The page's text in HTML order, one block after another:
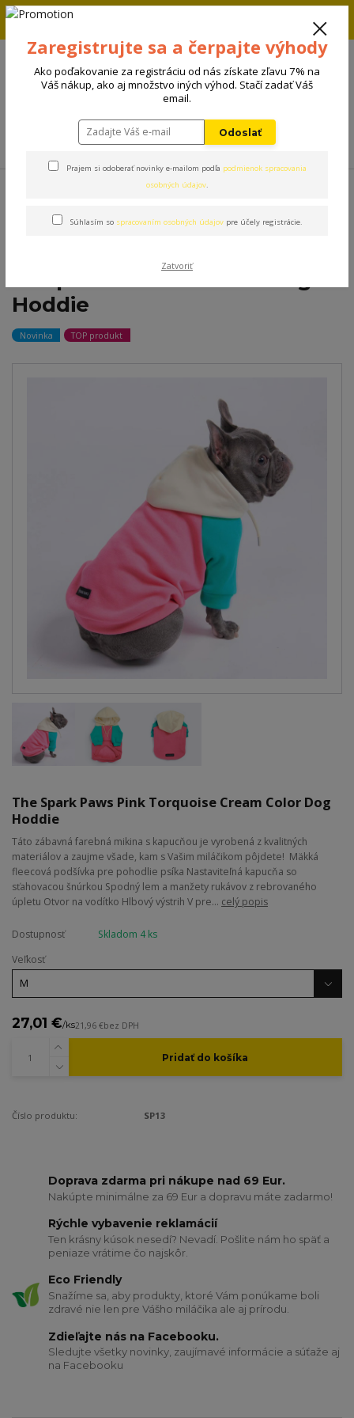
Zľava 5% na prvú objednávku. Zadaj kód FIRST5 a zľava sa
+421 908 198 133 (Po-Pia, 8-15 hod.)
The Spark Paws Pink Torquoise Cream Color Dog
Torquoise Cream Color Dog
Hoddie
Novinka TOP produkt
The Spark Paws Pink Torquoise Cream Color Dog
Hoddie
Táto zábavná farebná mikina s kapucňou je vyrobená z kvalitných
materiálov a zaujme všade, kam s Vašim miláčikom pôjdete! Mäkká
fleecová podšívka pre pohodlie psíka Nastaviteľná kapucňa so
sťahovacou šnúrkou Spodný lem a manžety rukávov z rebrovaného
úpletu Otvor na vodítko Hlbový výstrih V pre... celý popis
Dostupnosť
Skladom 4 ks
Veľkosť
27,01 €/ks21,96 €bez DPH
Pridať do košíka
Číslo produktu: SP13
Doprava zdarma pri nákupe nad 69 Eur.
Nakúpte minimálne za 69 Eur a dopravu máte zadarmo!
Rýchle vybavenie reklamácií
Ten krásny kúsok nesedí? Nevadí. Pošlite nám ho späť a
peniaze vrátime čo najskôr.
Eco Friendly
Snažíme sa, aby produkty, ktoré Vám ponúkame boli
zdravé nie len pre Vášho miláčika ale aj prírodu.
Zdieľajte nás na Facebooku.
Sledujte všetky novinky, zaujímavé informácie a súťaže aj
na Facebooku
Zaregistrujte sa a čerpajte výhody
Ako poďakovanie za registráciu od nás získate zľavu 7% na
Váš nákup, ako aj množstvo iných výhod. Stačí zadať Váš
email.
Odoslať
Prajem si odoberať novinky e-mailom podľa podmienok spracovania
osobných údajov.
Súhlasím so spracovaním osobných údajovpre účely registrácie.
Zatvoriť